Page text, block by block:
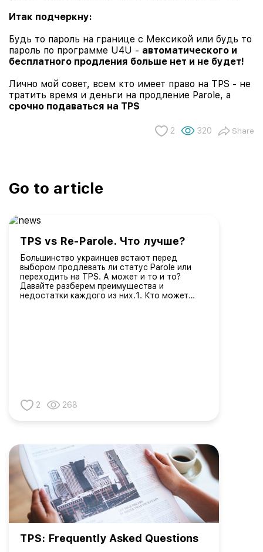
Итак подчеркну:
Будь то пароль на границе с Мексикой или будь то
пароль по программе U4U - автоматического и
бесплатного продления больше нет и не будет!
Лично мой совет, всем кто имеет право на TPS - не
тратить время и деньги на продление Parole, а
срочно подаваться на TPS
2 320 Share
Go to article
TPS vs Re-Parole. Что лучше?
Большинство украинцев встают перед
выбором продлевать ли статус Parole или
переходить на TPS. А может и то и то?
Давайте разберем преимущества и
недостатки каждого из них.1. Кто может
2 268
TPS: Frequently Asked Questions